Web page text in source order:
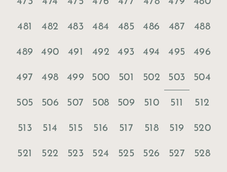
481 482 483 484 485 486 487 488
489 490 491 492 493 494 495 496
497 498 499 500 501 502 503 504
505 506 507 508 509 510 511 512
513 514 515 516 517 518 519 520
521 522 523 524 525 526 527 528